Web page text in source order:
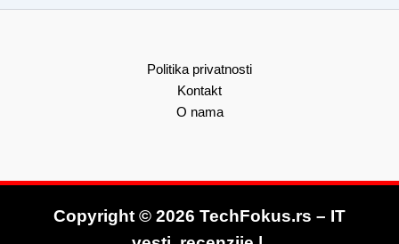
Politika privatnosti
Kontakt
O nama
Copyright © 2026 TechFokus.rs – IT